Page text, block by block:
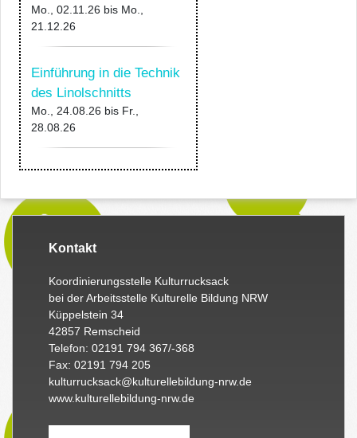
Mo., 02.11.26 bis Mo.,
21.12.26
Einführung in die Technik
des Linolschnitts
Mo., 24.08.26 bis Fr.,
28.08.26
Kontakt
Koordinierungsstelle Kulturrucksack
bei der Arbeitsstelle Kulturelle Bildung NRW
Küppelstein 34
42857 Remscheid
Telefon: 02191 794 367/-368
Fax: 02191 794 205
kulturrucksack@kulturellebildung-nrw.de
www.kulturellebildung-nrw.de